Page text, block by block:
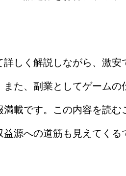
しく解説しながら、激安
た、副業としてゲームの
載です。この内容を読む
源への道筋も見えてくる